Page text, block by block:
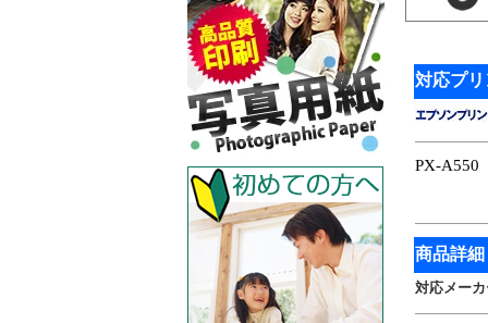
対応プ
PX-A550
商品詳細
対応メー